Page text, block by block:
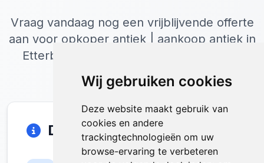
Wij gebruiken cookies
Deze website maakt gebruik van
cookies en andere
trackingtechnologieën om uw
browse-ervaring te verbeteren
Vraag vandaag nog een vrijblijvende offerte
aan voor opkoper antiek | aankoop antiek in
Etterbeek. Wij reageren binnen 24 uur.
Direct Contact